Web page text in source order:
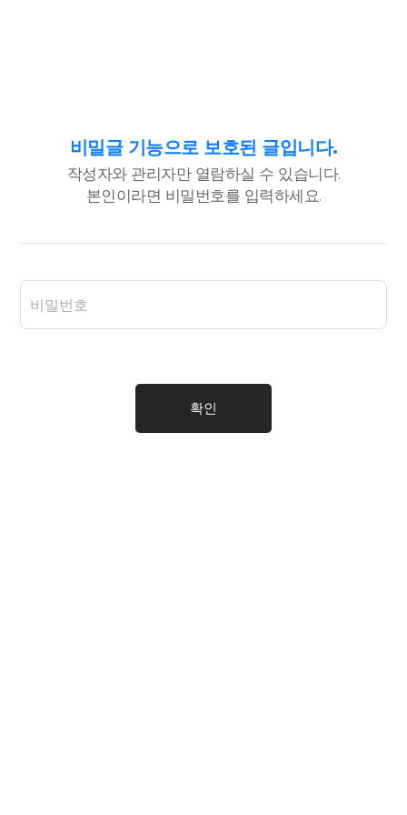
비밀글 기능으로 보호된 글입니다.
작성자와 관리자만 열람하실 수 있습니다.
본인이라면 비밀번호를 입력하세요.